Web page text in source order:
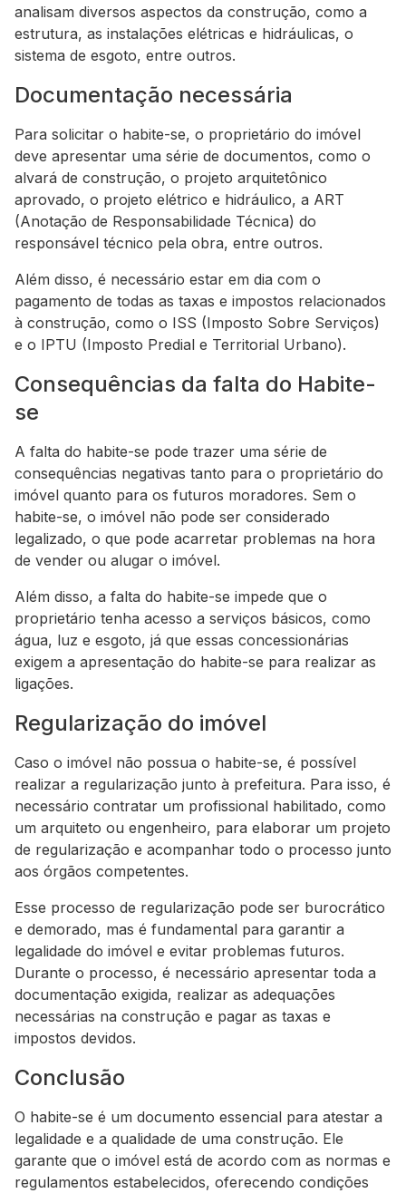
analisam diversos aspectos da construção, como a
estrutura, as instalações elétricas e hidráulicas, o
sistema de esgoto, entre outros.
Documentação necessária
Para solicitar o habite-se, o proprietário do imóvel
deve apresentar uma série de documentos, como o
alvará de construção, o projeto arquitetônico
aprovado, o projeto elétrico e hidráulico, a ART
(Anotação de Responsabilidade Técnica) do
responsável técnico pela obra, entre outros.
Além disso, é necessário estar em dia com o
pagamento de todas as taxas e impostos relacionados
à construção, como o ISS (Imposto Sobre Serviços)
e o IPTU (Imposto Predial e Territorial Urbano).
Consequências da falta do Habite-
se
A falta do habite-se pode trazer uma série de
consequências negativas tanto para o proprietário do
imóvel quanto para os futuros moradores. Sem o
habite-se, o imóvel não pode ser considerado
legalizado, o que pode acarretar problemas na hora
de vender ou alugar o imóvel.
Além disso, a falta do habite-se impede que o
proprietário tenha acesso a serviços básicos, como
água, luz e esgoto, já que essas concessionárias
exigem a apresentação do habite-se para realizar as
ligações.
Regularização do imóvel
Caso o imóvel não possua o habite-se, é possível
realizar a regularização junto à prefeitura. Para isso, é
necessário contratar um profissional habilitado, como
um arquiteto ou engenheiro, para elaborar um projeto
de regularização e acompanhar todo o processo junto
aos órgãos competentes.
Esse processo de regularização pode ser burocrático
e demorado, mas é fundamental para garantir a
legalidade do imóvel e evitar problemas futuros.
Durante o processo, é necessário apresentar toda a
documentação exigida, realizar as adequações
necessárias na construção e pagar as taxas e
impostos devidos.
Conclusão
O habite-se é um documento essencial para atestar a
legalidade e a qualidade de uma construção. Ele
garante que o imóvel está de acordo com as normas e
regulamentos estabelecidos, oferecendo condições